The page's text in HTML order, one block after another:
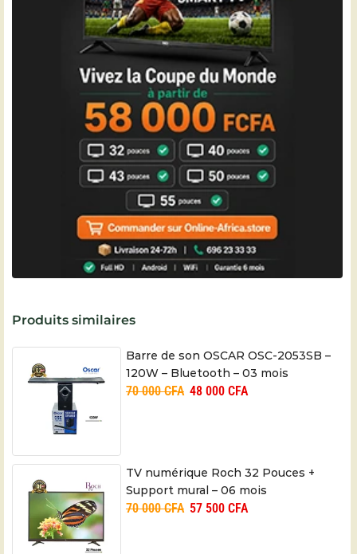
Produits similaires
Barre de son OSCAR OSC-2053SB –
120W – Bluetooth – 03 mois
70 000CFA 48 000 CFA
TV numérique Roch 32 Pouces +
Support mural – 06 mois
70 000CFA 57 500 CFA